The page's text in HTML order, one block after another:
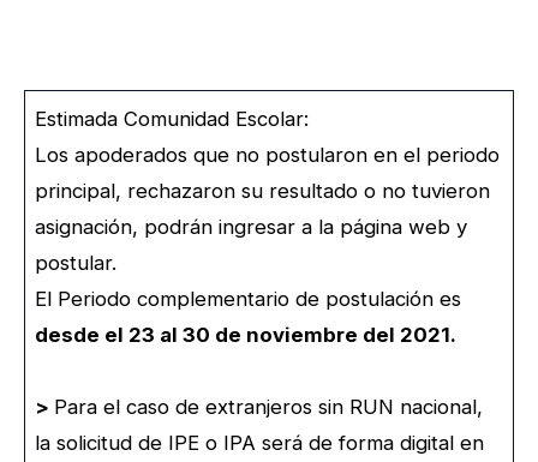
Estimada Comunidad Escolar:
Los apoderados que no postularon en el periodo
principal, rechazaron su resultado o no tuvieron
asignación, podrán ingresar a la página web y
postular.
El Periodo complementario de postulación es
desde el 23 al 30 de noviembre del 2021.
> Para el caso de extranjeros sin RUN nacional,
la solicitud de IPE o IPA será de forma digital en